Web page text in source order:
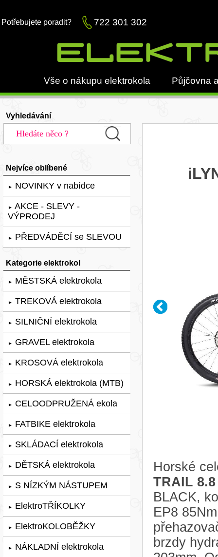
Potřebujete poradit? 722 301 302
Vše o nákupu elektrokola Půjčovna
Vyhledávání
Nejvíce oblíbené
► NOVINKY v nabídce
► AKCE - SLEVY -
VÝPRODEJ
► PŘEDVÁDĚCÍ se SLEVOU
Kategorie elektrokol
► MĚSTSKÁ elektrokola
► TREKOVÁ elektrokola
► SILNIČNÍ elektrokola
► GRAVEL elektrokola
► KROSOVÁ elektrokola
► HORSKÁ elektrokola (MTB)
► CELOODPRUŽENÁ ekola
► FATBIKE elektrokola
► SKLÁDACÍ elektrokola
► DĚTSKÁ elektrokola
► S NÍZKÝM NÁSTUPEM
► ElektroTŘÍKOLKY
► ElektroKOLOBĚŽKY
► NÁKLADNÍ elektrokola
Horské
TRAIL 8.8
BLACK,
EP8
brzdy